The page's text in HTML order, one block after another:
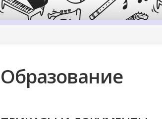
Образование